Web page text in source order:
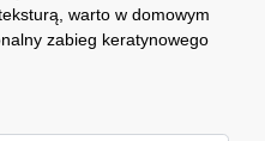
warto w domowym
zabieg keratynowego